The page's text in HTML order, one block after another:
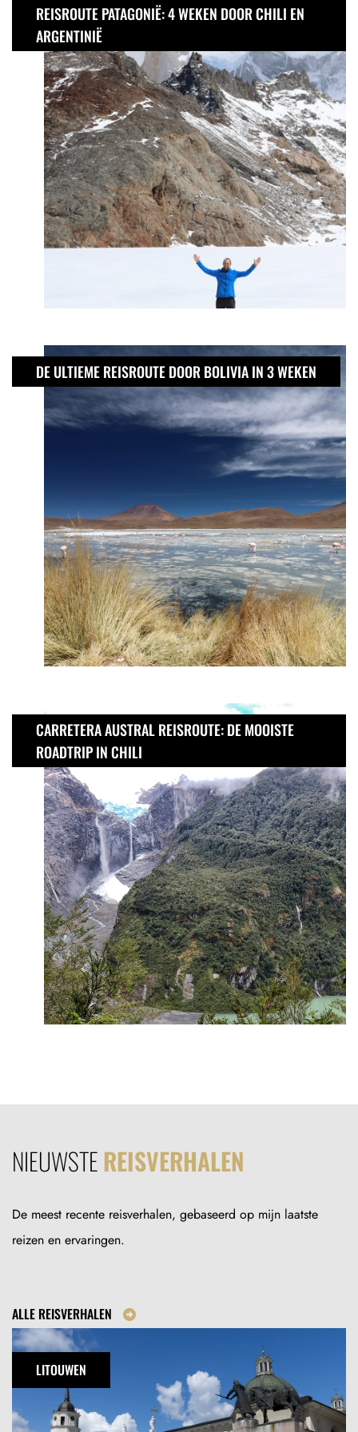
REISROUTE PATAGONIË: 4 WEKEN DOOR CHILI EN
ARGENTINIË
DE ULTIEME REISROUTE DOOR BOLIVIA IN 3 WEKEN
CARRETERA AUSTRAL REISROUTE: DE MOOISTE
ROADTRIP IN CHILI
NIEUWSTE REISVERHALEN
De meest recente reisverhalen, gebaseerd op mijn laatste
reizen en ervaringen.
ALLE REISVERHALEN
Stedentrip
Vilnius:
de
mooiste
LITOUWEN